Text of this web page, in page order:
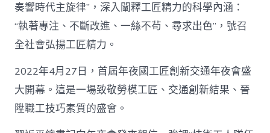
奏響時代主旋律”，深入闡釋工匠精力的科學內涵：
“執著專注、不斷改進、一絲不茍、尋求出色”，號召
全社會弘揚工匠精力。
2022年4月27日，首屆年夜國工匠創新交通年夜會盛
大開幕。這是一場致敬勞模工匠、交通創新結果、晉
陞職工技巧素質的盛會。